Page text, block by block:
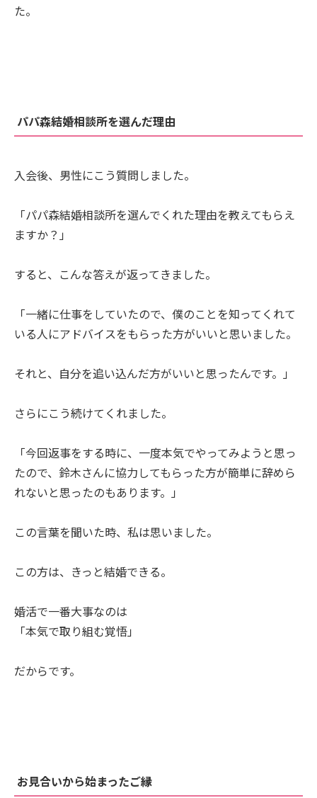
た。
パパ森結婚相談所を選んだ理由
入会後、男性にこう質問しました。
「パパ森結婚相談所を選んでくれた理由を教えてもらえ
ますか？」
すると、こんな答えが返ってきました。
「一緒に仕事をしていたので、僕のことを知ってくれて
いる人にアドバイスをもらった方がいいと思いました。
それと、自分を追い込んだ方がいいと思ったんです。」
さらにこう続けてくれました。
「今回返事をする時に、一度本気でやってみようと思っ
たので、鈴木さんに協力してもらった方が簡単に辞めら
れないと思ったのもあります。」
この言葉を聞いた時、私は思いました。
この方は、きっと結婚できる。
婚活で一番大事なのは
「本気で取り組む覚悟」
だからです。
お見合いから始まったご縁